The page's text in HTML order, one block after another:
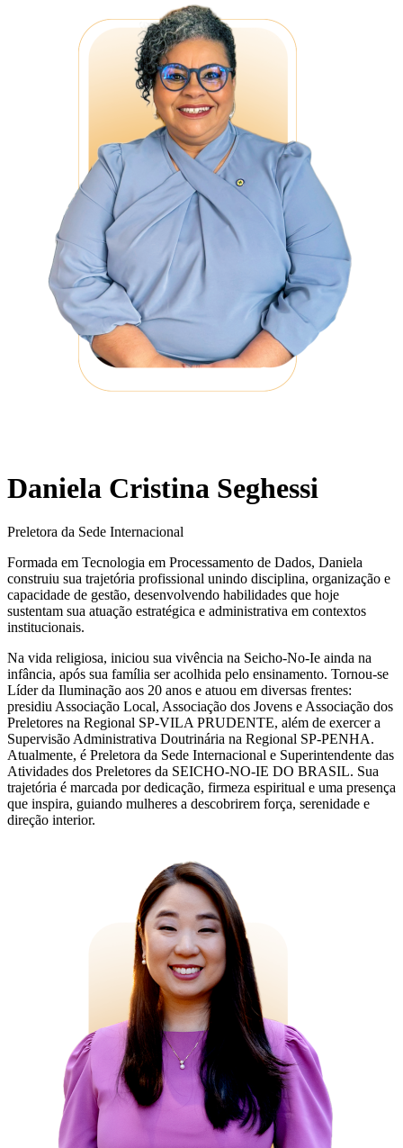
Daniela Cristina Seghessi
Preletora da Sede Internacional
Formada em Tecnologia em Processamento de Dados, Daniela
construiu sua trajetória profissional unindo disciplina, organização e
capacidade de gestão, desenvolvendo habilidades que hoje
sustentam sua atuação estratégica e administrativa em contextos
institucionais.
Na vida religiosa, iniciou sua vivência na Seicho-No-Ie ainda na
infância, após sua família ser acolhida pelo ensinamento. Tornou-se
Líder da Iluminação aos 20 anos e atuou em diversas frentes:
presidiu Associação Local, Associação dos Jovens e Associação dos
Preletores na Regional SP-VILA PRUDENTE, além de exercer a
Supervisão Administrativa Doutrinária na Regional SP-PENHA.
Atualmente, é Preletora da Sede Internacional e Superintendente das
Atividades dos Preletores da SEICHO-NO-IE DO BRASIL. Sua
trajetória é marcada por dedicação, firmeza espiritual e uma presença
que inspira, guiando mulheres a descobrirem força, serenidade e
direção interior.